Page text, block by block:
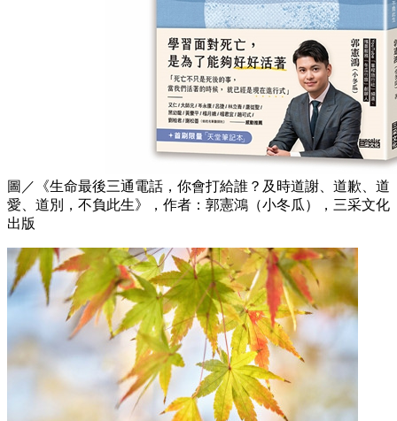
圖／《生命最後三通電話，你會打給誰？及時道謝、道歉、道
愛、道別，不負此生》，作者：郭憲鴻（小冬瓜），三采文化
出版